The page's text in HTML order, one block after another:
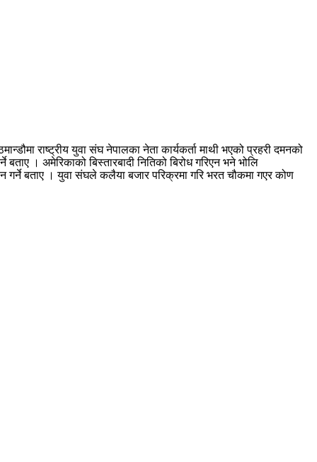
राष्ट्रीय युवा संघ नेपालका नेता कार्यकर्ता माथी भएको प्रहरी दमनको
। अमेरिकाको बिस्तारबादी नितिको बिरोध गरिएन भने भोलि
बताए । युवा संघले कलैया बजार परिक्रमा गरि भरत चौकमा गएर कोण